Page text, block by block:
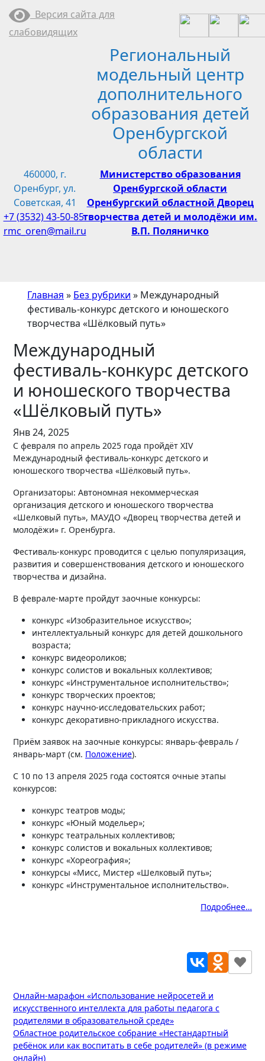
Перейти
содержимому
Версия сайта для
слабовидящих
Региональный
модельный центр
дополнительного
образования детей
Оренбургской
области
460000, г.
Оренбург, ул.
Советская, 41
+7 (3532) 43-50-85
rmc_oren@mail.ru
Министерство образования
Оренбургской области
Оренбургский областной Дворец
творчества детей и молодёжи им.
В.П. Поляничко
Главная » Без рубрики » Международный
фестиваль-конкурс детского и юношеского
творчества «Шёлковый путь»
Международный
фестиваль-конкурс детского
и юношеского творчества
«Шёлковый путь»
Янв 24, 2025
С февраля по апрель 2025 года пройдёт XIV
Международный фестиваль-конкурс детского и
юношеского творчества «Шёлковый путь».
Организаторы: Автономная некоммерческая
организация детского и юношеского творчества
«Шелковый путь», МАУДО «Дворец творчества детей и
молодёжи» г. Оренбурга.
Фестиваль-конкурс проводится с целью популяризация,
развития и совершенствования детского и юношеского
творчества и дизайна.
В феврале-марте пройдут заочные конкурсы:
конкурс «Изобразительное искусство»;
интеллектуальный конкурс для детей дошкольного
возраста;
конкурс видеороликов;
конкурс солистов и вокальных коллективов;
конкурс «Инструментальное исполнительство»;
конкурс творческих проектов;
конкурс научно-исследовательских работ;
конкурс декоративно-прикладного искусства.
Приём заявок на заочные конкурсы: январь-февраль /
январь-март (см. Положение).
С 10 по 13 апреля 2025 года состоятся очные этапы
конкурсов:
конкурс театров моды;
конкурс «Юный модельер»;
конкурс театральных коллективов;
конкурс солистов и вокальных коллективов;
конкурс «Хореография»;
конкурсы «Мисс, Мистер «Шелковый путь»;
конкурс «Инструментальное исполнительство».
Подробнее…
Навигация
по
записям
Онлайн-марафон «Использование нейросетей и
искусственного интеллекта для работы педагога с
родителями в образовательной среде»
Областное родительское собрание «Нестандартный
ребёнок или как воспитать в себе родителей» (в режиме
онлайн)